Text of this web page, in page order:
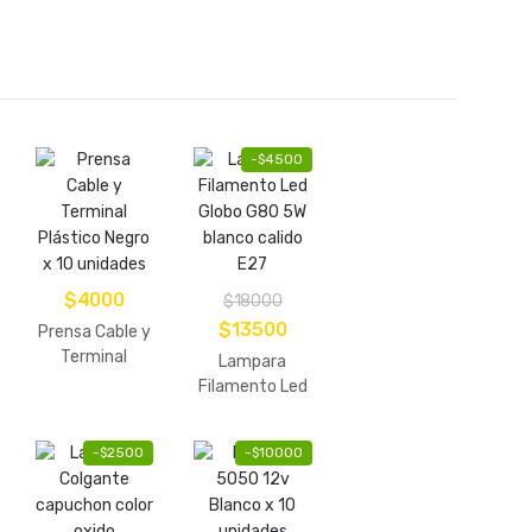
$4000
Prensa Cable y
Terminal
-$4500
$18000
El
precio
original
$18000.
$13500El
actual
$13500.
Lampara
Filamento Led
blanco calido
E27
-$2500 -$10000